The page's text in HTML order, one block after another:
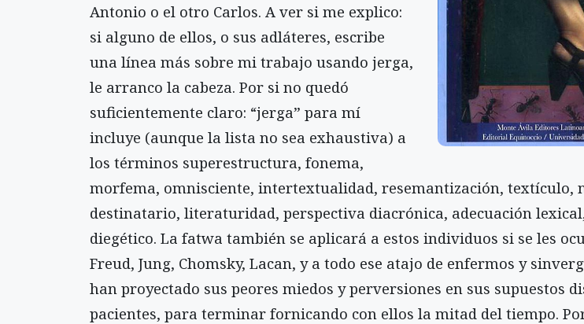
Antonio o el otro Carlos. A ver si me explico:
si alguno de ellos, o sus adláteres, escribe
una línea más sobre mi trabajo usando jerga,
le arranco la cabeza. Por si no quedó
suficientemente claro: “jerga” para mí
incluye (aunque la lista no sea exhaustiva) a
los términos superestructura, fonema,
morfema, omnisciente, intertextualidad, resemantización, textículo,
destinatario, literaturidad, perspectiva diacrónica, adecuación
diegético. La fatwa también se aplicará a estos individuos si se les
Freud, Jung, Chomsky, Lacan, y a todo ese atajo de enfermos y
han proyectado sus peores miedos y perversiones en sus supuestos
pacientes, para terminar fornicando con ellos la mitad del tiempo.